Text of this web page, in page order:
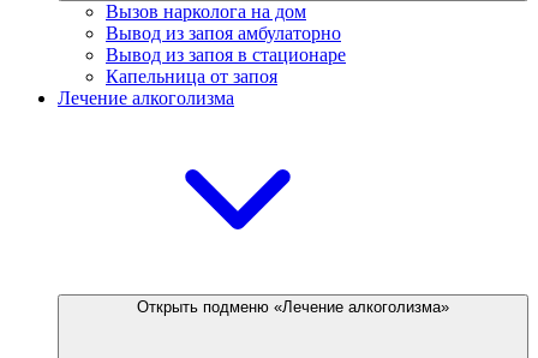
Вызов нарколога на дом
Вывод из запоя амбулаторно
Вывод из запоя в стационаре
Капельница от запоя
Лечение алкоголизма
Открыть подменю «Лечение алкоголизма»